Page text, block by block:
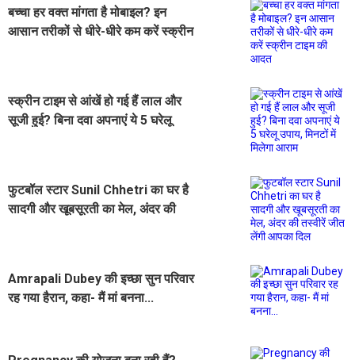
बच्चा हर वक्त मांगता है मोबाइल? इन
आसान तरीकों से धीरे-धीरे कम करें स्क्रीन
स्क्रीन टाइम से आंखें हो गई हैं लाल और
सूजी हुई? बिना दवा अपनाएं ये 5 घरेलू
फुटबॉल स्टार Sunil Chhetri का घर है
सादगी और खूबसूरती का मेल, अंदर की
Amrapali Dubey की इच्छा सुन परिवार
रह गया हैरान, कहा- मैं मां बनना...